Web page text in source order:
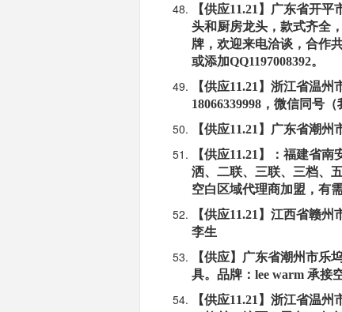
【供应11.21】广东省开
头和厨房龙头，款式齐全
牌，欢迎来电洽谈，合作
或添加QQ1197008392。
【供应11.21】浙江省温
18066339998，微信同号
【供应11.21】广东省潮
【供应11.21】：福建省
洒、二联、三联、三档、
空白区域代理商加盟，有
【供应11.21】江西省赣
李生
【供应】广东省潮州市乐
具。品牌：lee warm 承接
【供应11.21】浙江省温